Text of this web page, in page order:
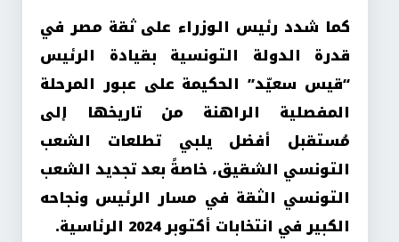
كما شدد رئيس الوزراء على ثقة مصر في
قدرة الدولة التونسية بقيادة الرئيس
“قيس سعيّد” الحكيمة على عبور المرحلة
المفصلية الراهنة من تاريخها إلى
مُستقبل أفضل يلبي تطلعات الشعب
التونسي الشقيق، خاصةً بعد تجديد الشعب
التونسي الثقة في مسار الرئيس ونجاحه
الكبير في انتخابات أكتوبر 2024 الرئاسية.